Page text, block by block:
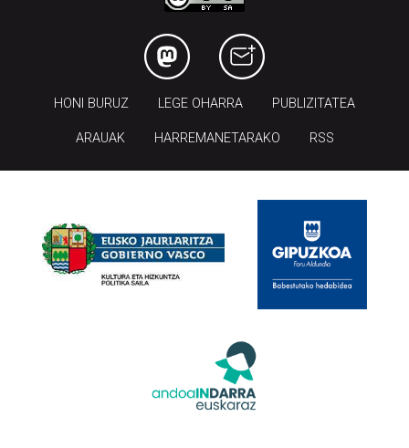
HONI BURUZ LEGE OHARRA PUBLIZITATEA
ARAUAK HARREMANETARAKO RSS